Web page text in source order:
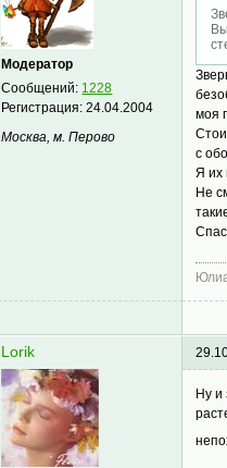
Модератор
Сообщений: 1228
Регистрация:24.04.2004
Москва, м. Перово
моя
с
Я их
Не
Lorik
Ну и